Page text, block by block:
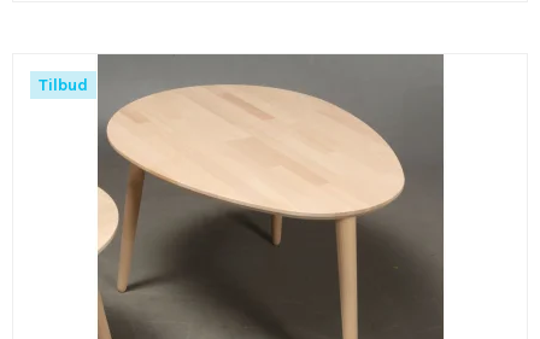
Tilbud